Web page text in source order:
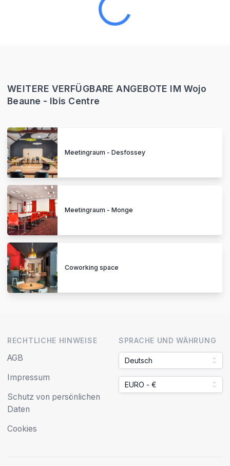
WEITERE VERFÜGBARE ANGEBOTE IM Wojo
Beaune - Ibis Centre
Meetingraum - Desfossey
Meetingraum - Monge
Coworking space
RECHTLICHE HINWEISE
AGB
Impressum
Schutz von persönlichen
Daten
Cookies
SPRACHE UND WÄHRUNG
Deutsch
EURO - €